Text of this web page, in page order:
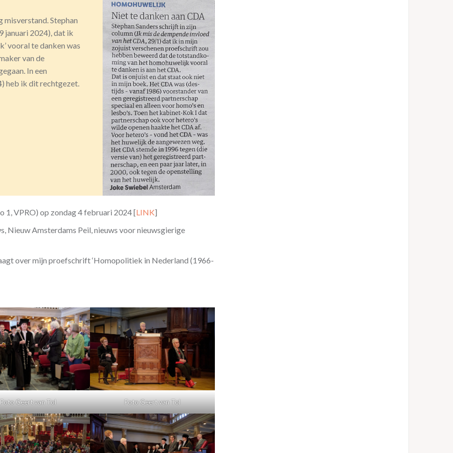
Stephan
januari 2024), dat ik
vooral te danken was
van de
In een
heb ik dit rechtgezet.
1, VPRO) op zondag 4 februari 2024 [LINK]
Nieuw Amsterdams Peil, nieuws voor nieuwsgierige
over mijn proefschrift ‘Homopolitiek in Nederland (1966-
Foto Geert van Tol Foto Geert van Tol